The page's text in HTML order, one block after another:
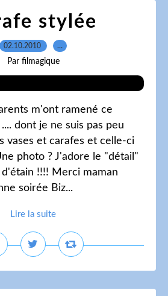
stylée
02.10.2010 …
Par filmagique
m'ont ramené ce
dont je ne suis pas peu
vases et carafes et celle-ci
photo ? J'adore le "détail"
!!!! Merci maman
soirée Biz...
Lire la suite